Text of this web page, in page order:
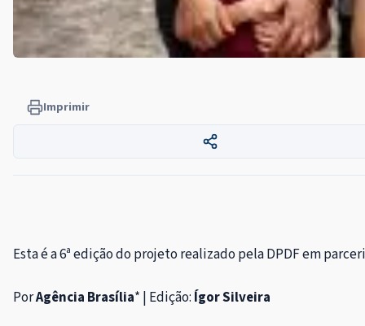
Imprimir
Esta é a 6ª edição do projeto realizado pela DPDF em
PorAgência Brasília* | Edição: Ígor Silveira